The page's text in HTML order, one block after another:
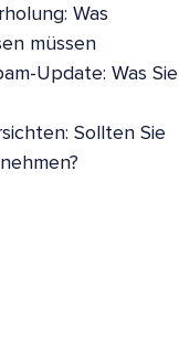
Was
müssen
Update: Was Sie
Sollten Sie